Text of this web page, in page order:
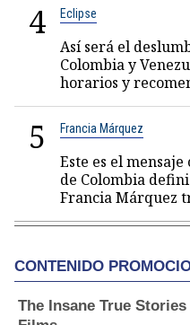
4 Eclipse
Así será el
Colombia y
horarios y
5 Francia Márquez
Este es el
de Colombia
Francia Márquez